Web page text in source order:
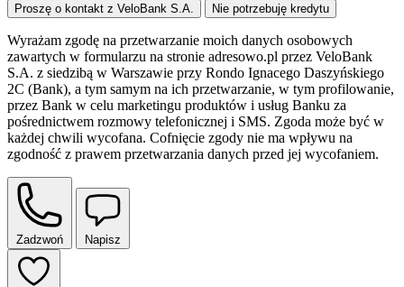
Proszę o kontakt z VeloBank S.A.
Nie potrzebuję kredytu
Wyrażam zgodę na przetwarzanie moich danych osobowych
zawartych w formularzu na stronie adresowo.pl przez VeloBank
S.A. z siedzibą w Warszawie przy Rondo Ignacego Daszyńskiego
2C (Bank), a tym samym na ich przetwarzanie, w tym profilowanie,
przez Bank w celu marketingu produktów i usług Banku za
pośrednictwem rozmowy telefonicznej i SMS. Zgoda może być w
każdej chwili wycofana. Cofnięcie zgody nie ma wpływu na
zgodność z prawem przetwarzania danych przed jej wycofaniem.
Zadzwoń Napisz